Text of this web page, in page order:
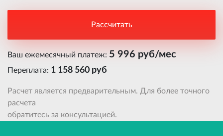
Рассчитать
Ваш ежемесячный платеж: 5 996 руб/мес
Переплата: 1 158 560 руб
Расчет является предварительным. Для более точного
расчета
обратитесь за консультацией.